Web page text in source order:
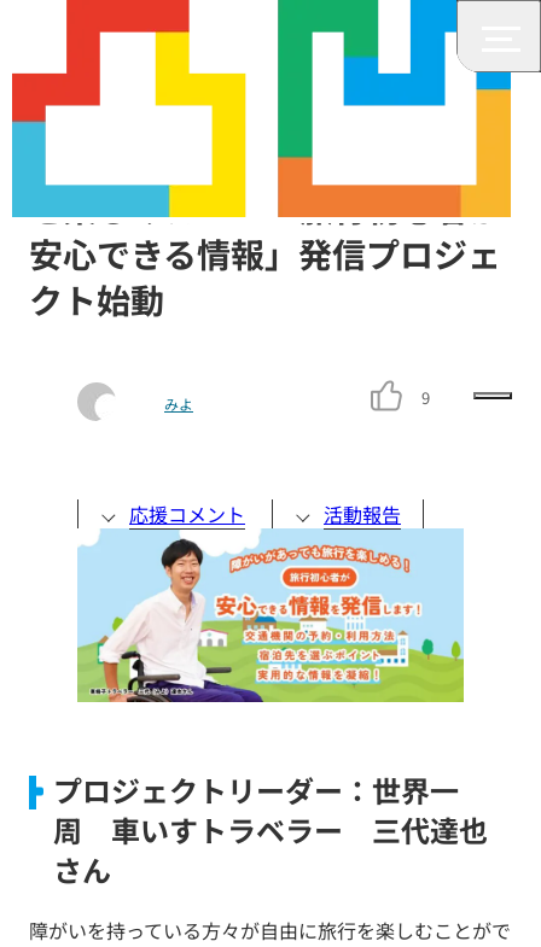
障がいがあっても、もっと旅行
を楽しみたい！「旅行初心者が
安心できる情報」発信プロジェ
クト始動
みよ 9
応援コメント 活動報告
プロジェクトリーダー：世界一
周 車いすトラベラー 三代達也
さん
障がいを持っている方々が自由に旅行を楽しむことがで